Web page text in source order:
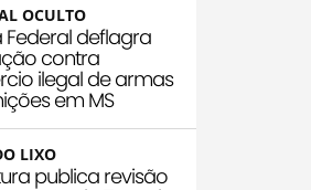
OCULTO
Federal deflagra
contra
ilegal de armas
em MS
LIXO
publica revisão